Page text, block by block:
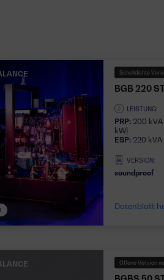
Schalldichte
BGB 220 ST
LEISTUNG:
PRP:200 kVA
kW)
ESP:220 kVA
VERSION:
soundproof
Datenblatt
Offene Version